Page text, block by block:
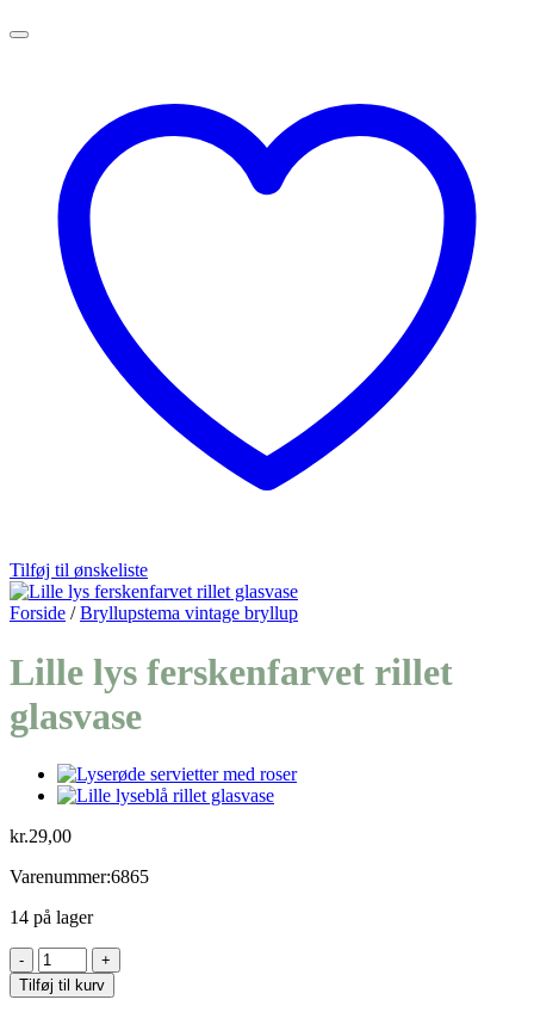
Tilføj til ønskeliste
Forside / Bryllupstema vintage bryllup
Lille lys ferskenfarvet rillet
glasvase
kr.29,00
Varenummer:6865
14 på lager
Lille
lys
ferskenfarvet
Tilføj til kurv